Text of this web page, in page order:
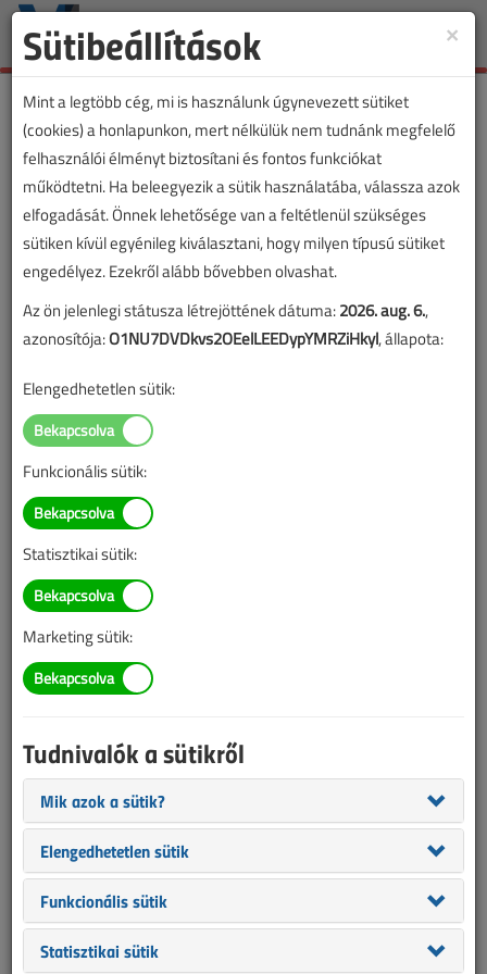
Toggle
Lapszám:
Szabványok
Napelemes rendszerek
vizsgálati, dokumentációs
követelményei 1.
2022/10. lapszám|
×
Sütibeállítások
Mint a legtöbb cég, mi is használunk úgynevezett sütiket
(cookies) a honlapunkon, mert nélkülük nem tudnánk megfelelő
felhasználói élményt biztosítani és fontos funkciókat
működtetni. Ha beleegyezik a sütik használatába, válassza azok
elfogadását. Önnek lehetősége van a feltétlenül szükséges
sütiken kívül egyénileg kiválasztani, hogy milyen típusú sütiket
engedélyez. Ezekről alább bővebben olvashat.
Az ön jelenlegi státusza létrejöttének dátuma:2026. aug. 6.,
azonosítója:O1NU7DVDkvs2OEelLEEDypYMRZiHkyl, állapota:
Elengedhetetlen sütik:
Funkcionális sütik:
Statisztikai sütik:
Marketing sütik:
Tudnivalók a sütikről
Mik azok a sütik?
Elengedhetetlen sütik
Funkcionális sütik
Statisztikai sütik